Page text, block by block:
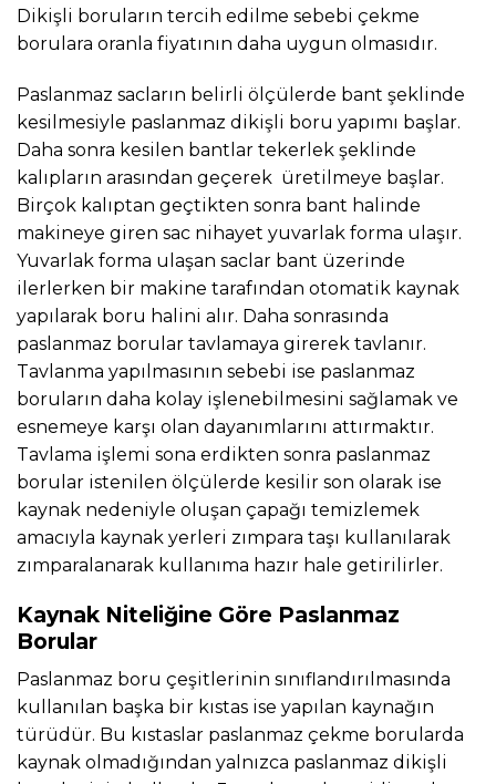
Dikişli boruların tercih edilme sebebi çekme
borulara oranla fiyatının daha uygun olmasıdır.
Paslanmaz sacların belirli ölçülerde bant şeklinde
kesilmesiyle paslanmaz dikişli boru yapımı başlar.
Daha sonra kesilen bantlar tekerlek şeklinde
kalıpların arasından geçerek üretilmeye başlar.
Birçok kalıptan geçtikten sonra bant halinde
makineye giren sac nihayet yuvarlak forma ulaşır.
Yuvarlak forma ulaşan saclar bant üzerinde
ilerlerken bir makine tarafından otomatik kaynak
yapılarak boru halini alır. Daha sonrasında
paslanmaz borular tavlamaya girerek tavlanır.
Tavlanma yapılmasının sebebi ise paslanmaz
boruların daha kolay işlenebilmesini sağlamak ve
esnemeye karşı olan dayanımlarını attırmaktır.
Tavlama işlemi sona erdikten sonra paslanmaz
borular istenilen ölçülerde kesilir son olarak ise
kaynak nedeniyle oluşan çapağı temizlemek
amacıyla kaynak yerleri zımpara taşı kullanılarak
zımparalanarak kullanıma hazır hale getirilirler.
Kaynak Niteliğine Göre Paslanmaz
Borular
Paslanmaz boru çeşitlerinin sınıflandırılmasında
kullanılan başka bir kıstas ise yapılan kaynağın
türüdür. Bu kıstaslar paslanmaz çekme borularda
kaynak olmadığından yalnızca paslanmaz dikişli